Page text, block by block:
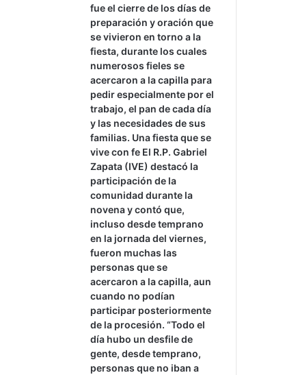
fue el cierre de los días de
preparación y oración que
se vivieron en torno a la
fiesta, durante los cuales
numerosos fieles se
acercaron a la capilla para
pedir especialmente por el
trabajo, el pan de cada día
y las necesidades de sus
familias. Una fiesta que se
vive con fe El R.P. Gabriel
Zapata (IVE) destacó la
participación de la
comunidad durante la
novena y contó que,
incluso desde temprano
en la jornada del viernes,
fueron muchas las
personas que se
acercaron a la capilla, aun
cuando no podían
participar posteriormente
de la procesión. “Todo el
día hubo un desfile de
gente, desde temprano,
personas que no iban a